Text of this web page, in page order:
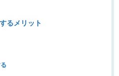
るメリット